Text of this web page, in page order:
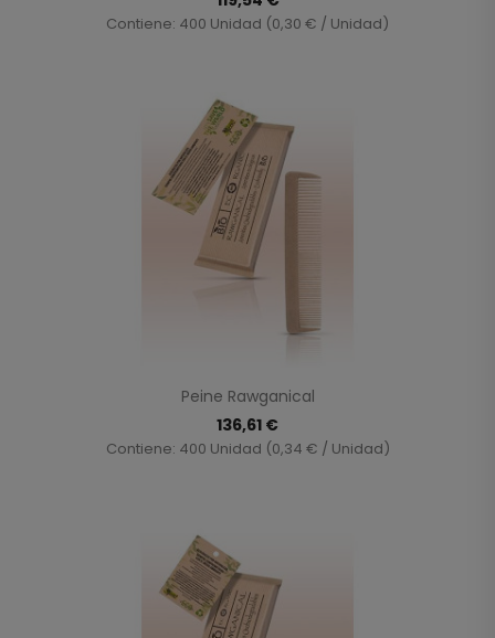
Contiene: 400 Unidad (0,30 € / Unidad)
Peine Rawganical
136,61 €
Contiene: 400 Unidad (0,34 € / Unidad)